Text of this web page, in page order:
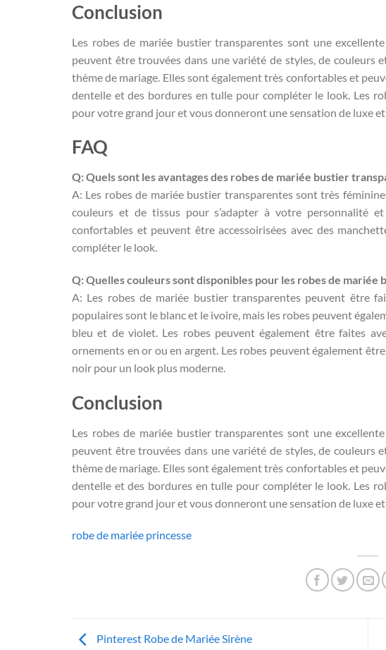
Conclusion
Les robes de mariée bustier transparentes sont une
peuvent être trouvées dans une variété de styles, de couleurs
thème de mariage. Elles sont également très confortables et
dentelle et des bordures en tulle pour compléter le look. Les
pour votre grand jour et vous donneront une sensation de luxe et
FAQ
Q: Quels sont les avantages des robes de mariée bustier
A: Les robes de mariée bustier transparentes sont très
couleurs et de tissus pour s’adapter à votre personnalité
confortables et peuvent être accessoirisées avec des
compléter le look.
Q: Quelles couleurs sont disponibles pour les robes de mariée
A: Les robes de mariée bustier transparentes peuvent être
populaires sont le blanc et le ivoire, mais les robes peuvent
bleu et de violet. Les robes peuvent également être faites
ornements en or ou en argent. Les robes peuvent également
noir pour un look plus moderne.
Conclusion
Les robes de mariée bustier transparentes sont une
peuvent être trouvées dans une variété de styles, de couleurs
thème de mariage. Elles sont également très confortables et
dentelle et des bordures en tulle pour compléter le look. Les
pour votre grand jour et vous donneront une sensation de luxe et
robe de mariée princesse
Pinterest Robe de Mariée Sirène